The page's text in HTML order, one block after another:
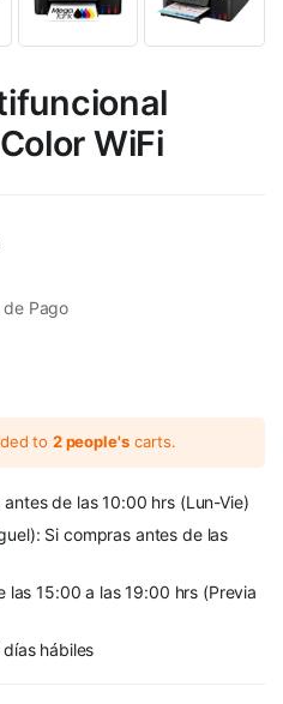
WiFi
Pago
to 2 people's carts.
de las 10:00 hrs (Lun-Vie)
Si compras antes de las
las 15:00 a las 19:00 hrs (Previa
hábiles